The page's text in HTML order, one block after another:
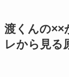
渡くんの××
レから見る